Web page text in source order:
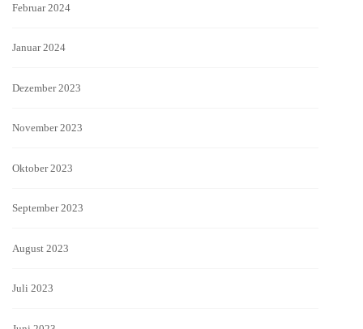
Februar 2024
Januar 2024
Dezember 2023
November 2023
Oktober 2023
September 2023
August 2023
Juli 2023